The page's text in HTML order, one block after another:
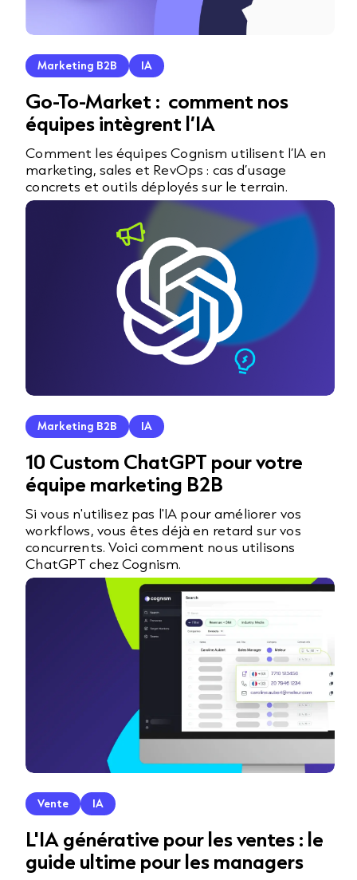
Marketing B2B IA
Go-To-Market : comment nos
équipes intègrent l’IA
Comment les équipes Cognism utilisent l’IA en
marketing, sales et RevOps : cas d’usage
concrets et outils déployés sur le terrain.
Marketing B2B IA
10 Custom ChatGPT pour votre
équipe marketing B2B
Si vous n'utilisez pas l'IA pour améliorer vos
workflows, vous êtes déjà en retard sur vos
concurrents. Voici comment nous utilisons
ChatGPT chez Cognism.
Vente IA
L'IA générative pour les ventes : le
guide ultime pour les managers